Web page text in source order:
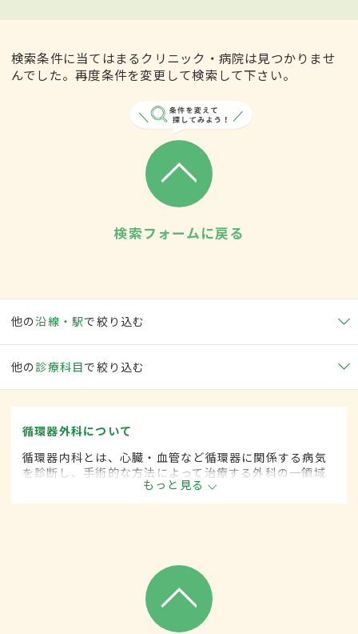
検索条件に当てはまるクリニック・病院は見つかりませ
んでした。再度条件を変更して検索して下さい。
検索フォームに戻る
他の沿線・駅で絞り込む
他の 診療科目で絞り込む
循環器外科について
循環器内科とは、心臓・血管など循環器に関係する病気
を診断し、手術的な方法によって治療する外科の一領域
です。平成20年4月の制度改正前は、循環器科と呼ばれ
ていました。
もっと見る